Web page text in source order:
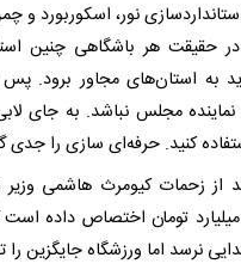
نور، اسکوربورد و
حقیقت هر باشگاهی چنین
به استان‌های مجاور برود. پس
نماینده مجلس نباشد. به جای
کنید. حرفه‌ای سازی را جدی
از زحمات کیومرث هاشمی
تشکر کنم. او هزار و ۱۰۰ میلیارد تومان اختصاص
نرسد اما ورزشگاه جایگزین را